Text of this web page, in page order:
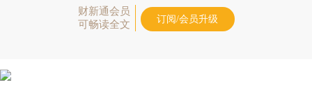
财新通会员
可畅读全文
订阅/会员升级